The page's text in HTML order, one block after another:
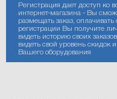
крышка
система
Регистрация дает доступ
интернет-магазина - Вы
размещать заказ,
регистрации Вы получите
видеть историю своих
видеть свой уровень
Вашего оборудования